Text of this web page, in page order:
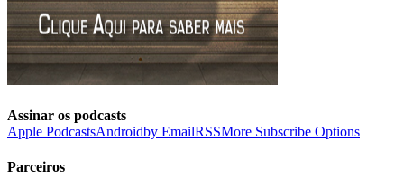
Assinar os podcasts
Apple PodcastsAndroidby EmailRSSMore Subscribe Options
Parceiros